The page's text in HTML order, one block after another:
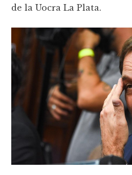
de la Uocra La Plata.